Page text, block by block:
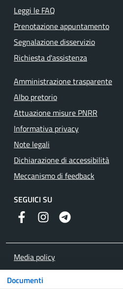
Documenti
Leggi le FAQ
Prenotazione appuntamento
Segnalazione disservizio
Richiesta d'assistenza
Amministrazione trasparente
Albo pretorio
Attuazione misure PNRR
Informativa privacy
Note legali
Dichiarazione di accessibilità
Meccanismo di feedback
SEGUICI SU
Facebook InstagramTelegram
Media policy
Mappa del sito